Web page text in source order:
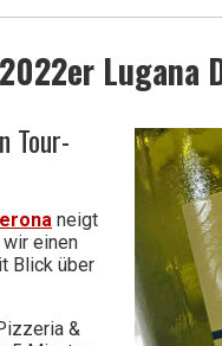
Lugana
Tour-
neigt
einen
Blick über
&